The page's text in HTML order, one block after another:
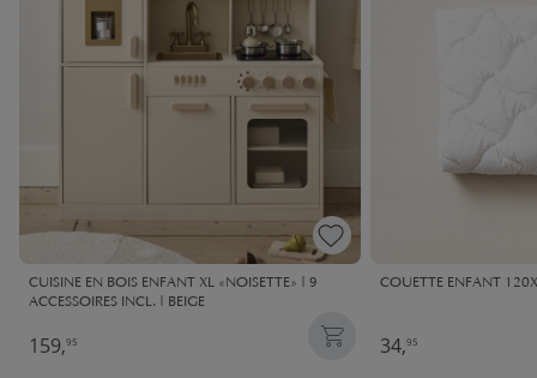
CUISINE EN BOIS ENFANT XL «NOISETTE» | 9
ACCESSOIRES INCL. | BEIGE
159,95
COUETTE ENFANT
34,95